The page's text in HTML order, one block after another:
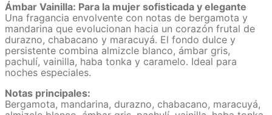
Ámbar Vainilla: Para la mujer sofisticada y elegante
Una fragancia envolvente con notas de bergamota y
mandarina que evolucionan hacia un corazón frutal de
durazno, chabacano y maracuyá. El fondo dulce y
persistente combina almizcle blanco, ámbar gris,
pachulí, vainilla, haba tonka y caramelo. Ideal para
noches especiales.
Notas principales:
Bergamota, mandarina, durazno, chabacano, maracuyá,